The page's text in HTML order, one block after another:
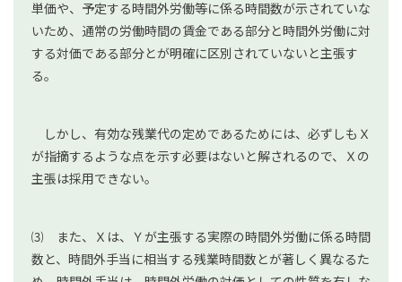
単価や、予定する時間外労働等に係る時間数が示されていな
いため、通常の労働時間の賃金である部分と時間外労働に対
する対価である部分とが明確に区別されていないと主張す
る。
しかし、有効な残業代の定めであるためには、必ずしもＸ
が指摘するような点を示す必要はないと解されるので、Ｘの
主張は採用できない。
⑶ また、Ｘは、Ｙが主張する実際の時間外労働に係る時間
数と、時間外手当に相当する残業時間数とが著しく異なるた